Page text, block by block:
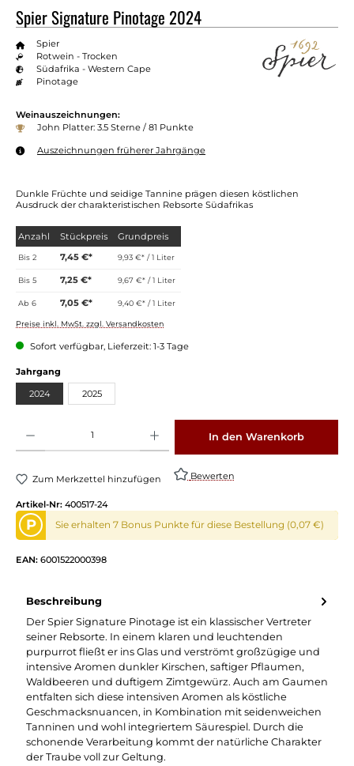
Spier Signature Pinotage 2024
Spier
Rotwein - Trocken
Südafrika - Western Cape
Pinotage
Weinauszeichnungen:
John Platter: 3.5 Sterne / 81 Punkte
Auszeichnungen früherer Jahrgänge
Dunkle Früchte und seidige Tannine prägen diesen köstlichen
Ausdruck der charakteristischen Rebsorte Südafrikas
Anzahl Stückpreis Grundpreis
Bis2 7,45 €* 9,93 €* / 1 Liter
Bis5 7,25 €* 9,67 €* / 1 Liter
Ab6 7,05 €* 9,40 €* / 1 Liter
Preise inkl. MwSt. zzgl. Versandkosten
Sofort verfügbar, Lieferzeit: 1-3 Tage
Jahrgang
2024 2025
In den Warenkorb
Zum Merkzettel hinzufügen Bewerten
Artikel-Nr: 400517-24
P Sie erhalten 7 Bonus Punkte für diese Bestellung (0,07 €)
EAN: 6001522000398
Beschreibung
Der Spier Signature Pinotage ist ein klassischer Vertreter
seiner Rebsorte. In einem klaren und leuchtenden
purpurrot fließt er ins Glas und verströmt großzügige und
intensive Aromen dunkler Kirschen, saftiger Pflaumen,
Waldbeeren und duftigem Zimtgewürz. Auch am Gaumen
entfalten sich diese intensiven Aromen als köstliche
Geschmacksnuancen, in Kombination mit seidenweichen
Tanninen und wohl integriertem Säurespiel. Durch die
schonende Verarbeitung kommt der natürliche Charakter
der Traube voll zur Geltung.